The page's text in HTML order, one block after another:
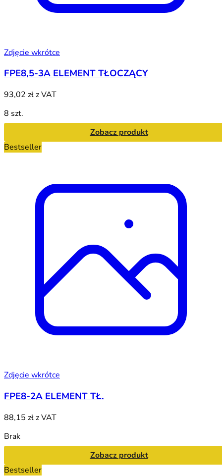
Zdjęcie wkrótce
FPE8,5-3A ELEMENT TŁOCZĄCY
93,02 złz VAT
8 szt.
Zobacz produkt
Bestseller
Zdjęcie wkrótce
FPE8-2A ELEMENT TŁ.
88,15 złz VAT
Brak
Zobacz produkt
Bestseller